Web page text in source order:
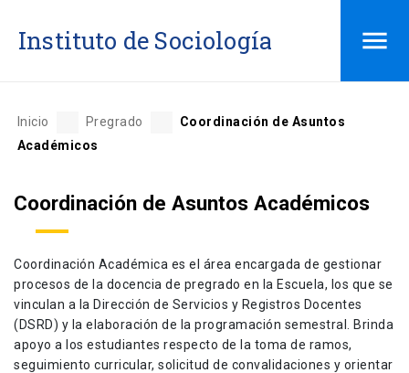
Instituto de Sociología
Inicio Pregrado
Coordinación de Asuntos
Académicos
Coordinación de Asuntos Académicos
Coordinación Académica es el área encargada de gestionar
procesos de la docencia de pregrado en la Escuela, los que se
vinculan a la Dirección de Servicios y Registros Docentes
(DSRD) y la elaboración de la programación semestral. Brinda
apoyo a los estudiantes respecto de la toma de ramos,
seguimiento curricular, solicitud de convalidaciones y orientar